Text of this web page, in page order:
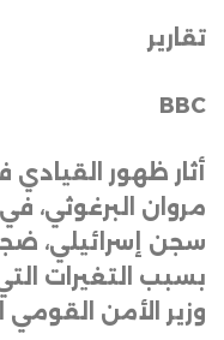
تقارير
BBC
أثار ظهور
مروان
سجن إسرائيلي،
بسبب التغيرات
وزير الأمن القومي